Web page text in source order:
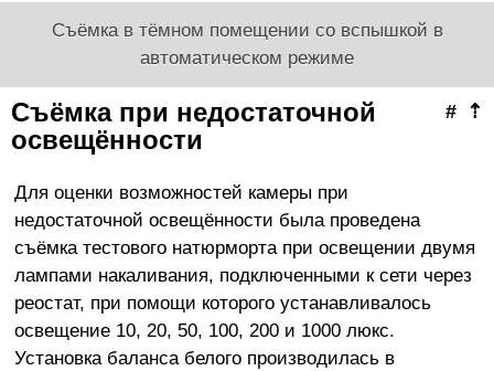
Съёмка в тёмном помещении со вспышкой в
автоматическом режиме
⇡
#
Съёмка при недостаточной
освещённости
Для оценки возможностей камеры при
недостаточной освещённости была проведена
съёмка тестового натюрморта при освещении двумя
лампами накаливания, подключенными к сети через
реостат, при помощи которого устанавливалось
освещение 10, 20, 50, 100, 200 и 1000 люкс.
Установка баланса белого производилась в